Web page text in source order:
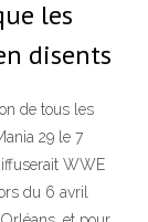
les
disents
de tous les
29 le 7
WWE
du 6 avril